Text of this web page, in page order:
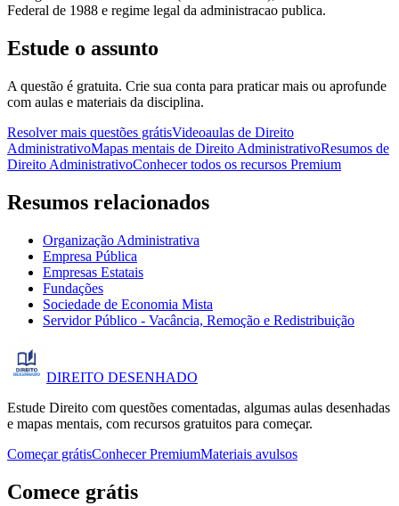
Federal de 1988 e regime legal da administracao publica.
Estude o assunto
A questão é gratuita. Crie sua conta para praticar mais ou aprofunde
com aulas e materiais da disciplina.
Resolver mais questões grátisVideoaulas de Direito
AdministrativoMapas mentais de Direito AdministrativoResumos de
Direito AdministrativoConhecer todos os recursos Premium
Resumos relacionados
Organização Administrativa
Empresa Pública
Empresas Estatais
Fundações
Sociedade de Economia Mista
Servidor Público - Vacância, Remoção e Redistribuição
DIREITO DESENHADO
Estude Direito com questões comentadas, algumas aulas desenhadas
e mapas mentais, com recursos gratuitos para começar.
Começar grátisConhecer PremiumMateriais avulsos
Comece grátis